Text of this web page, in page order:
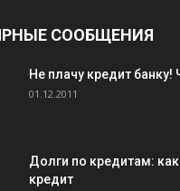
СООБЩЕНИЯ
Не плачу кредит банку!
01.12.2011
Долги по кредитам: как
кредит